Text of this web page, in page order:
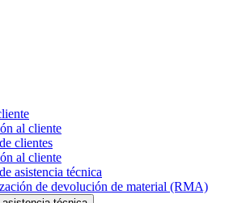
al cliente
clientes
al cliente
asistencia técnica
de devolución de material (RMA)